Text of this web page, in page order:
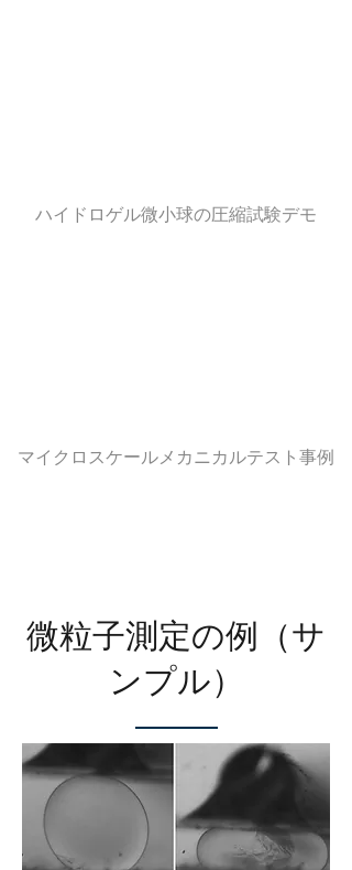
ハイドロゲル微小球の圧縮試験デモ
マイクロスケールメカニカルテスト事例
微粒子測定の例（サ
ンプル）